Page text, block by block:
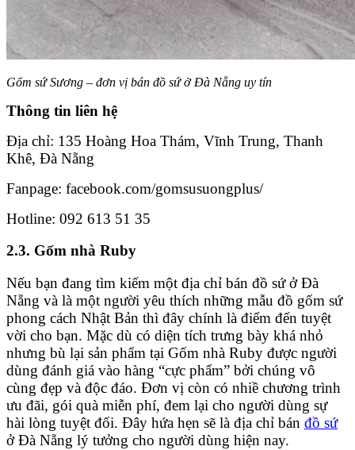
Gốm sứ Sương – đơn vị bán đồ sứ ở Đà Nẵng uy tín
Thông tin liên hệ
Địa chỉ: 135 Hoàng Hoa Thám, Vĩnh Trung, Thanh
Khê, Đà Nẵng
Fanpage: facebook.com/gomsusuongplus/
Hotline: 092 613 51 35
2.3. Gốm nhà Ruby
Nếu bạn đang tìm kiếm một địa chỉ bán đồ sứ ở Đà
Nẵng và là một người yêu thích những mẫu đồ gốm sứ
phong cách Nhật Bản thì đây chính là điểm đến tuyệt
vời cho bạn. Mặc dù có diện tích trưng bày khá nhỏ
nhưng bù lại sản phẩm tại Gốm nhà Ruby được người
dùng đánh giá vào hàng “cực phẩm” bởi chúng vô
cùng đẹp và độc đáo. Đơn vị còn có nhiề chương trình
ưu đãi, gói quà miễn phí, đem lại cho người dùng sự
hài lòng tuyệt đối. Đây hứa hẹn sẽ là địa chỉ bán đồ sứ
ở Đà Nẵng lý tưởng cho người dùng hiện nay.